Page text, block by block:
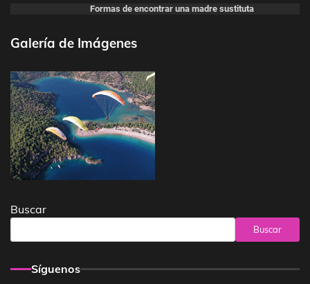
Formas de encontrar una madre sustituta
Galería de Imágenes
Buscar
Buscar
Síguenos